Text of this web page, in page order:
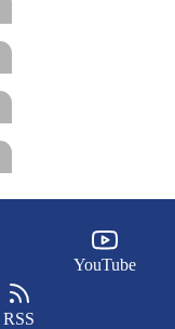
YouTube
RSS